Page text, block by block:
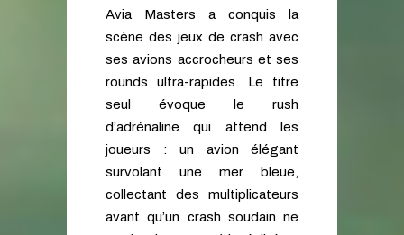
Avia Masters a conquis la
scène des jeux de crash avec
ses avions accrocheurs et ses
rounds ultra-rapides. Le titre
seul évoque le rush
d’adrénaline qui attend les
joueurs : un avion élégant
survolant une mer bleue,
collectant des multiplicateurs
avant qu’un crash soudain ne